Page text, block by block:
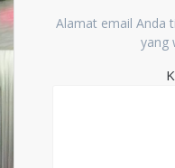
Alamat email Anda
yang